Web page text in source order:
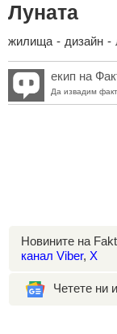
Луната
жилища - дизайн -
екип на
Да извадим
Новините на
канал Viber, X
Четете ни